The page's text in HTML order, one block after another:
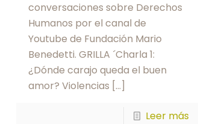
conversaciones sobre Derechos
Humanos por el canal de
Youtube de Fundación Mario
Benedetti. GRILLA ´Charla 1:
¿Dónde carajo queda el buen
amor? Violencias […]
Leer más